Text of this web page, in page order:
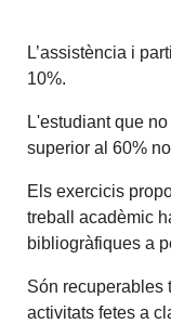
L’assistència i
10%.
L'estudiant que
superior al 60%
Els exercicis
treball acadèmic
bibliogràfiques a
Són recuperables
activitats fetes a